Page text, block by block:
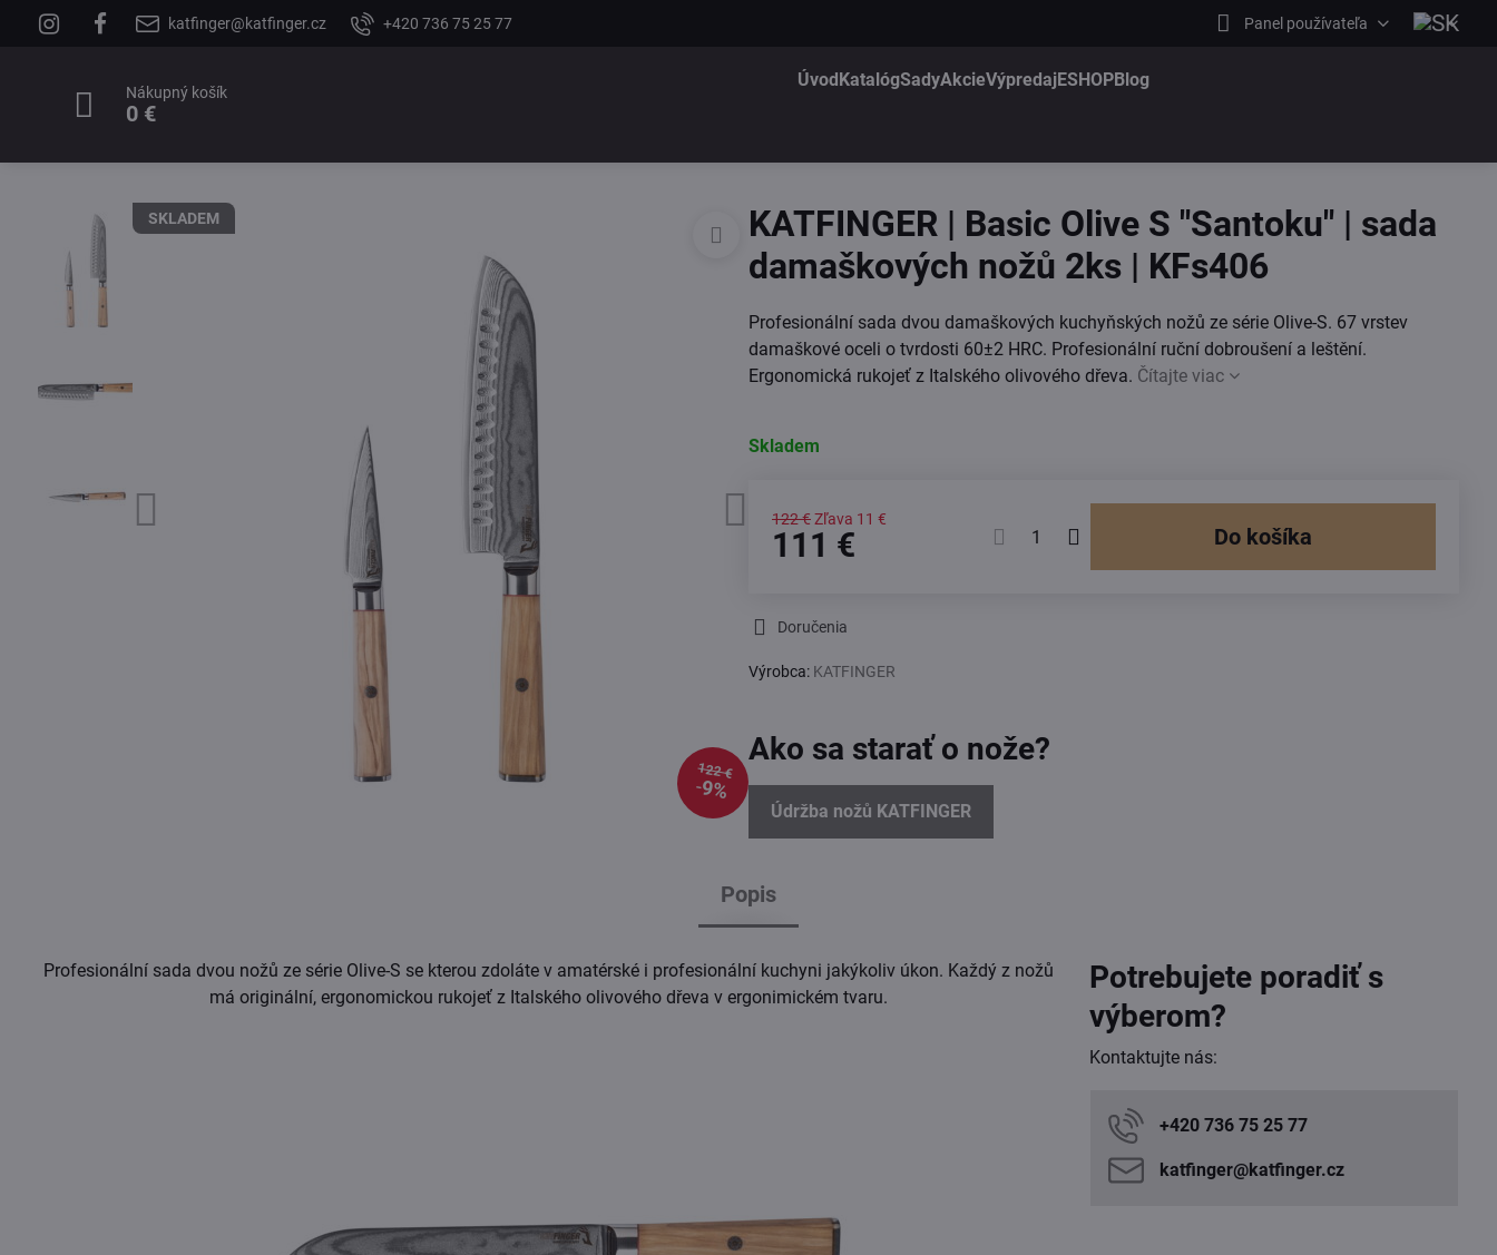
katfinger@katfinger.cz +420 736 75 25 77 Panel používateľa
Nákupný košík
0 €
ÚvodKatalógSadyAkcieVýpredajESHOPBlog
SKLADEM
122 €
9%
KATFINGER | Basic Olive S "Santoku" | sada
damaškových nožů 2ks | KFs406
Profesionální sada dvou damaškových kuchyňských nožů ze série Olive-S. 67 vrstev
damaškové oceli o tvrdosti 60±2 HRC. Profesionální ruční dobroušení a leštění.
Ergonomická rukojeť z Italského olivového dřeva. Čítajte viac
Skladem
122 €Zľava 11 €
111 € Do košíka
Doručenia
Výrobca: KATFINGER
Ako sa starať o nože?
Údržba nožů KATFINGER
Popis
Profesionální sada dvou nožů ze série Olive-S se kterou zdoláte v amatérské i profesionální kuchyni jakýkoliv úkon. Každý z nožů
má originální, ergonomickou rukojeť z Italského olivového dřeva v ergonimickém tvaru.
Potrebujete poradiť s
výberom?
Kontaktujte nás:
+420 736 75 25 77
katfinger​@katfinger​.cz